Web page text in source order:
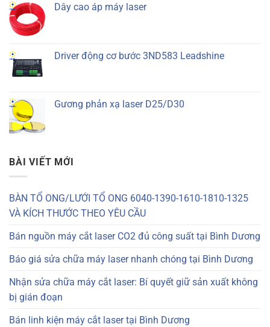
Dây cao áp máy laser
Driver động cơ bước 3ND583 Leadshine
Gương phản xạ laser D25/D30
BÀI VIẾT MỚI
BÀN TỔ ONG/LƯỚI TỔ ONG 6040-1390-1610-1810-1325
VÀ KÍCH THƯỚC THEO YÊU CẦU
Bán nguồn máy cắt laser CO2 đủ công suất tại Bình Dương
Báo giá sửa chữa máy laser nhanh chóng tại Bình Dương
Nhận sửa chữa máy cắt laser: Bí quyết giữ sản xuất không
bị gián đoạn
Bán linh kiện máy cắt laser tại Bình Dương